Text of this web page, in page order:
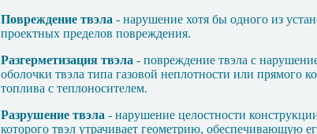
Повреждение твэла - нарушение хотя бы одного из
проектных пределов повреждения.
Разгерметизация твэла - повреждение твэла с
оболочки твэла типа газовой неплотности или прямого
топлива с теплоносителем.
Разрушение твэла - нарушение целостности конструкции
которого твэл утрачивает геометрию, обеспечивающую